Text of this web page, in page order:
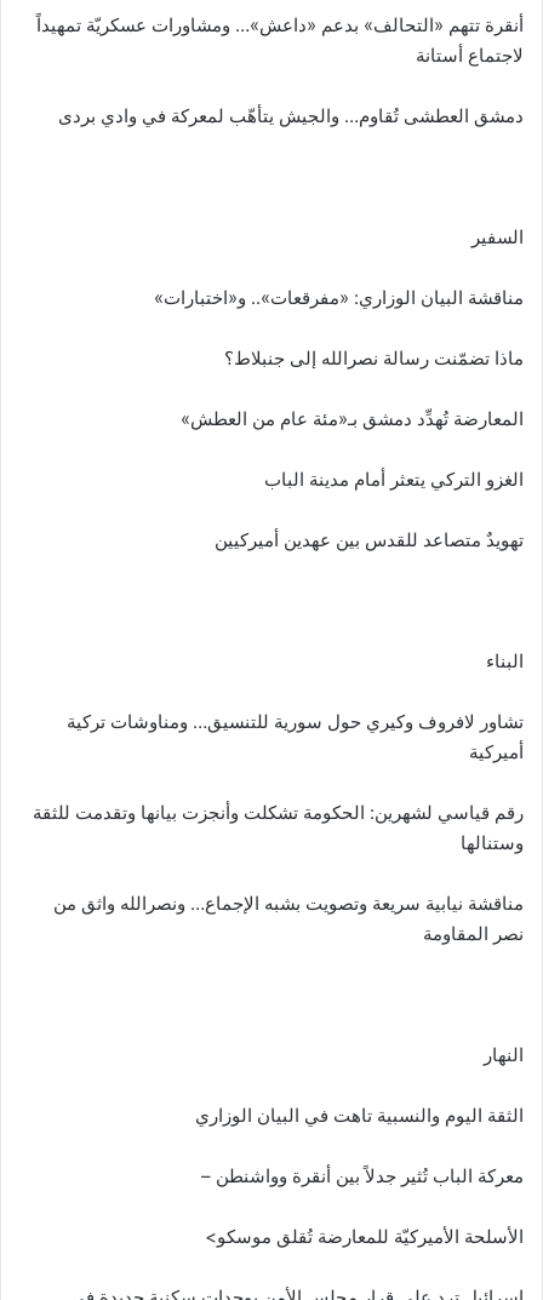
أنقرة تتهم «التحالف» بدعم «داعش»… ومشاورات عسكريّة تمهيداً
لاجتماع أستانة
دمشق العطشى تُقاوم… والجيش يتأهّب لمعركة في وادي بردى
السفير
مناقشة البيان الوزاري: «مفرقعات».. و«اختبارات»
ماذا تضمّنت رسالة نصرالله إلى جنبلاط؟
المعارضة تُهدِّد دمشق بـ«مئة عام من العطش»
الغزو التركي يتعثر أمام مدينة الباب
تهويدٌ متصاعد للقدس بين عهدين أميركيين
البناء
تشاور لافروف وكيري حول سورية للتنسيق… ومناوشات تركية
أميركية
رقم قياسي لشهرين: الحكومة تشكلت وأنجزت بيانها وتقدمت للثقة
وستنالها
مناقشة نيابية سريعة وتصويت بشبه الإجماع… ونصرالله واثق من
نصر المقاومة
النهار
الثقة اليوم والنسبية تاهت في البيان الوزاري
معركة الباب تُثير جدلاً بين أنقرة وواشنطن –
الأسلحة الأميركيّة للمعارضة تُقلق موسكو>